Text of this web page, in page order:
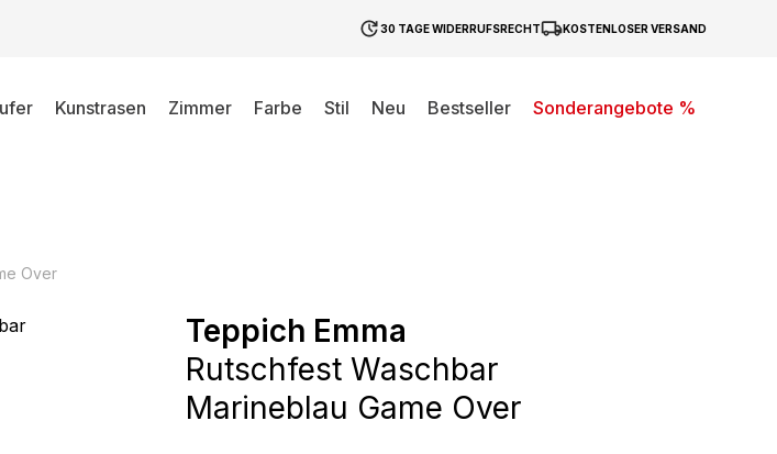
30 TAGE WIDERRUFSRECHT KOSTENLOSER VERSAND
Kunstrasen Zimmer Farbe Stil Neu Bestseller
Sonderangebote %
Over
Teppich Emma
Rutschfest Waschbar
Marineblau Game Over